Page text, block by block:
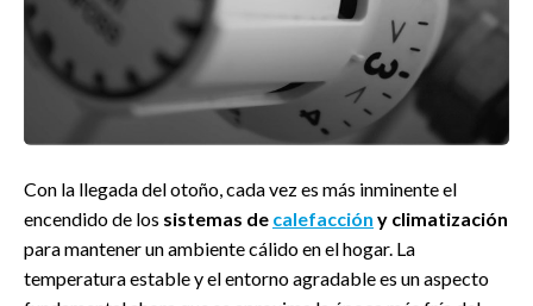
Con la llegada del otoño, cada vez es más inminente el
encendido de los sistemas de calefacción y climatización
para mantener un ambiente cálido en el hogar. La
temperatura estable y el entorno agradable es un aspecto